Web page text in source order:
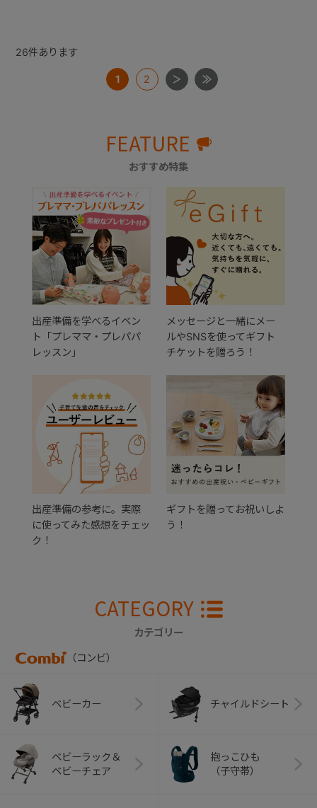
26件あります
1 2
FEATURE
おすすめ特集
出産準備を学べるイベン
ト「プレママ・プレパパ
レッスン」
メッセージと一緒にメー
ルやSNSを使ってギフト
チケットを贈ろう！
出産準備の参考に。実際
に使ってみた感想をチェッ
ク！
ギフトを贈ってお祝いしよ
う！
CATEGORY
カテゴリー
（コンビ）
ベビーカー チャイルドシート
ベビーラック＆
ベビーチェア
抱っこひも
（子守帯）